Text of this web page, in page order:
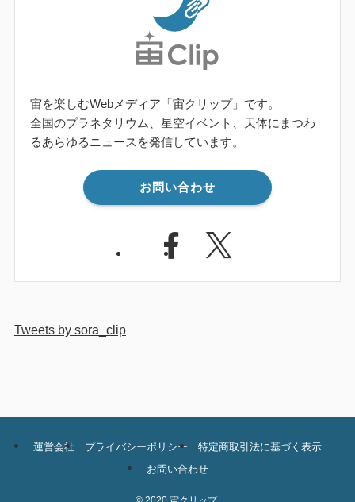
宙を楽しむWebメディア「宙クリップ」です。
全国のプラネタリウム、星空イベント、天体にまつわ
るあらゆるニュースを発信しています。
お問い合わせ
Tweets by sora_clip
運営会社 プライバシーポリシー
特定商取引法に基づく表示
お問い合わせ